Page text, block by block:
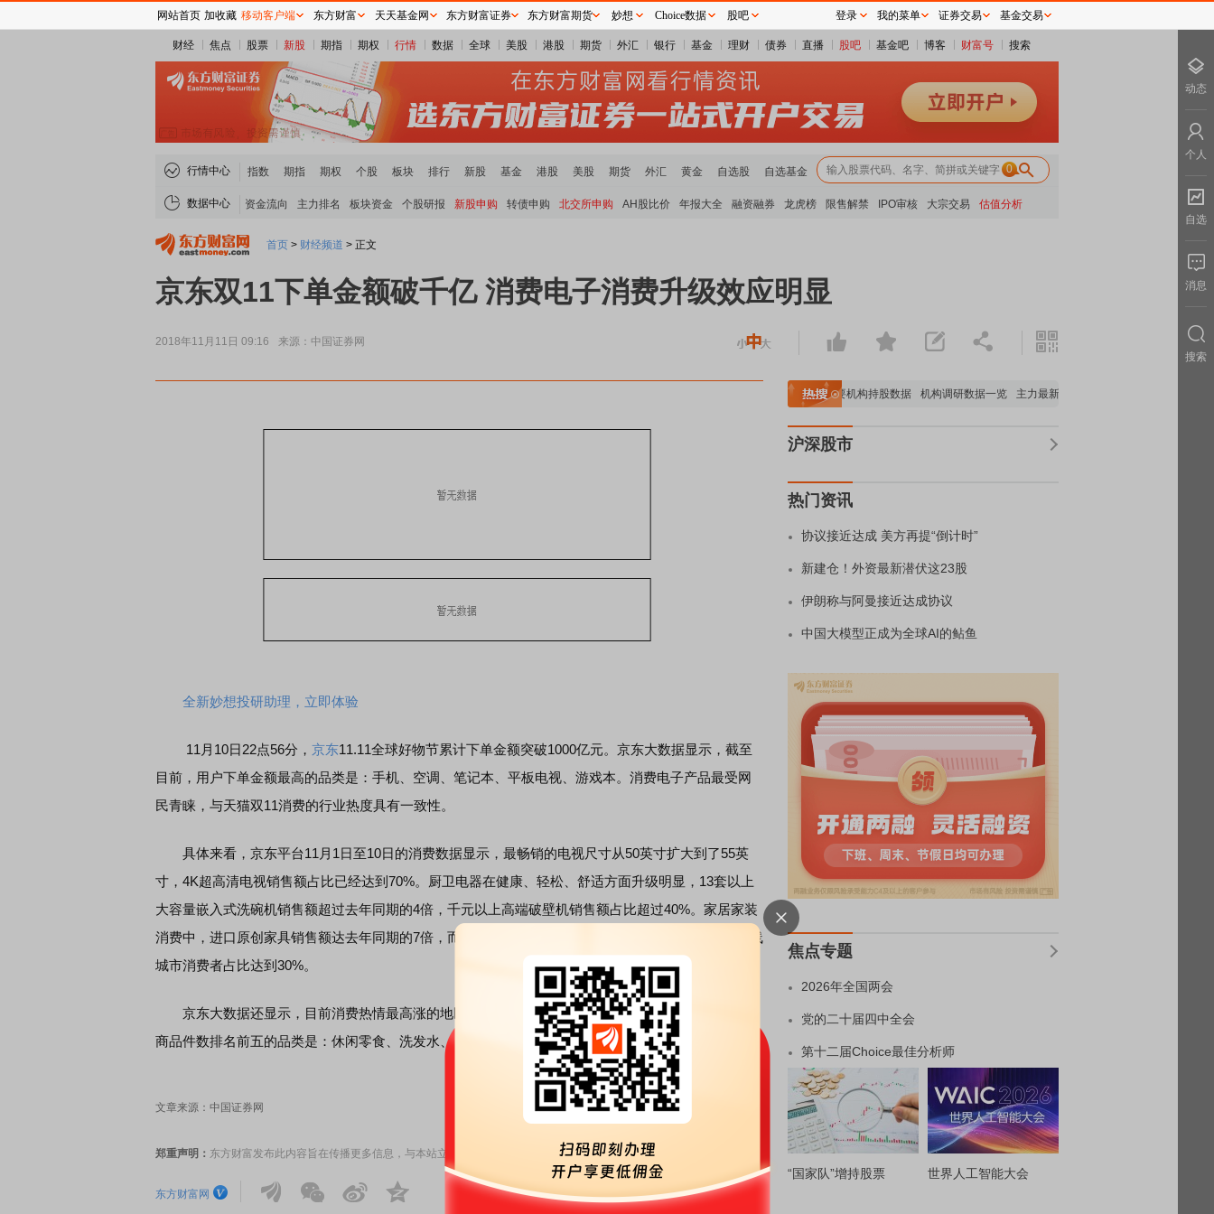
财经 焦点 股票 新股 期指 期权 行情 数据 全球 美股 港股 期货 外汇 银行 基金 理财 债券 直播 股吧 基金吧 博客 财富号 搜索
行情中心 指数 期指 期权 个股 板块 排行 新股 基金 港股 美股 期货 外汇 黄金 自选股 自选基金 0
数据中心 资金流向 主力排名 板块资金 个股研报 新股申购 转债申购 北交所申购 AH股比价 年报大全 融资融券 龙虎榜 限售解禁 IPO审核 大宗交易 估值分析
首页 > 财经频道 > 正文
京东双11下单金额破千亿 消费电子消费升级效应明显
2018年11月11日 09:16 来源：中国证券网
全新妙想投研助理，立即体验
11月10日22点56分， 京东11.11全球好物节累计下单金额突破1000亿元。京东大数据显示，截至
目前，用户下单金额最高的品类是：手机、空调、笔记本、平板电视、游戏本。消费电子产品最受网
民青睐，与天猫双11消费的行业热度具有一致性。
具体来看，京东平台11月1日至10日的消费数据显示，最畅销的电视尺寸从50英寸扩大到了55英
寸，4K超高清电视销售额占比已经达到70%。厨卫电器在健康、轻松、舒适方面升级明显，13套以上
大容量嵌入式洗碗机销售额超过去年同期的4倍，千元以上高端破壁机销售额占比超过40%。家居家装
消费中，进口原创家具销售额达去年同期的7倍，而智能马桶盖从“中产消费”扩展为“全民爆款”，三四线
城市消费者占比达到30%。
京东大数据还显示，目前消费热情最高涨的地区是：广东、北京、江苏、浙江、山东，累计售出
商品件数排名前五的品类是：休闲零食、洗发水、连衣裙、饼干蛋糕、牙膏。
文章来源：中国证券网 责任编辑：DF398
郑重声明： 东方财富发布此内容旨在传播更多信息，与本站立场无关，不构成投资建议。据此操作，风险自担。
东方财富网
A股估值分析全览 重要机构持股数据 机构调研数据一览 主力最新动向
沪深股市
热门资讯
协议接近达成 美方再提“倒计时”
新建仓！外资最新潜伏这23股
伊朗称与阿曼接近达成协议
中国大模型正成为全球AI的鲇鱼
焦点专题
2026年全国两会
党的二十届四中全会
第十二届Choice最佳分析师
“国家队”增持股票 世界人工智能大会
网站首页 加收藏 移动客户端 东方财富 天天基金网 东方财富证券 东方财富期货 妙想 Choice数据 股吧 登录 我的菜单 证券交易 基金交易
动态
个人
自选
消息
搜索